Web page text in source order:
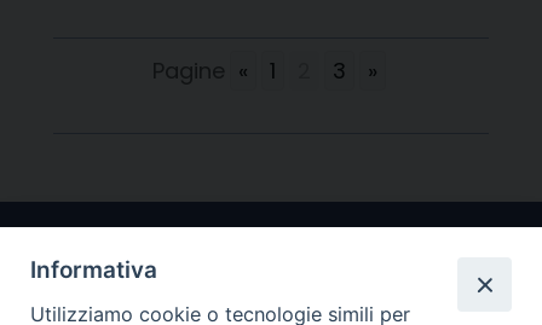
Pagine « 1 3 »
Informativa
Utilizziamo cookie o tecnologie simili per